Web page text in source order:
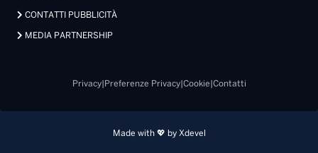
CONTATTI PUBBLICITÀ
MEDIA PARTNERSHIP
Privacy| Preferenze Privacy| Cookie Contatti
Made with 💖 by Xdevel